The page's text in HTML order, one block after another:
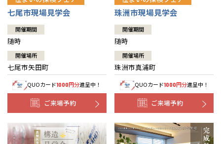
七尾市現場見学会
開催期間
随時
開催場所
七尾市矢田町
QUOカード1000円分進呈中！
ご来場予約
珠洲市現場見学会
開催期間
随時
開催場所
珠洲市真浦町
QUOカード1000円分進呈中！
ご来場予約